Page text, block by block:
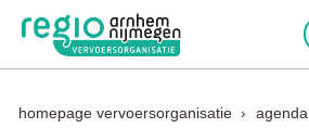
homepage vervoersorganisatie agenda